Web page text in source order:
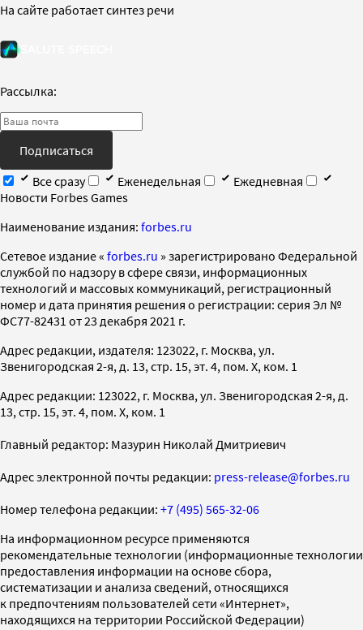
На сайте работает синтез речи
Рассылка:
Подписаться
Все сразу
Еженедельная
Ежедневная
Новости Forbes Games
Наименование издания: forbes.ru
Cетевое издание « forbes.ru » зарегистрировано Федеральной
службой по надзору в сфере связи, информационных
технологий и массовых коммуникаций, регистрационный
номер и дата принятия решения о регистрации: серия Эл №
ФС77-82431 от 23 декабря 2021 г.
Адрес редакции, издателя: 123022, г. Москва, ул.
Звенигородская 2-я, д. 13, стр. 15, эт. 4, пом. X, ком. 1
Адрес редакции: 123022, г. Москва, ул. Звенигородская 2-я, д.
13, стр. 15, эт. 4, пом. X, ком. 1
Главный редактор: Мазурин Николай Дмитриевич
Адрес электронной почты редакции: press-release@forbes.ru
Номер телефона редакции: +7 (495) 565-32-06
На информационном ресурсе применяются
рекомендательные технологии (информационные технологии
предоставления информации на основе сбора,
систематизации и анализа сведений, относящихся
к предпочтениям пользователей сети «Интернет»,
находящихся на территории Российской Федерации)